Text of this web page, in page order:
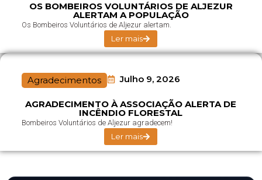
OS BOMBEIROS VOLUNTÁRIOS DE ALJEZUR
ALERTAM A POPULAÇÃO
Os Bombeiros Voluntários de Aljezur alertam.
Ler mais
Agradecimentos Julho 9, 2026
AGRADECIMENTO À ASSOCIAÇÃO ALERTA DE
INCÊNDIO FLORESTAL
Bombeiros Voluntários de Aljezur agradecem!
Ler mais